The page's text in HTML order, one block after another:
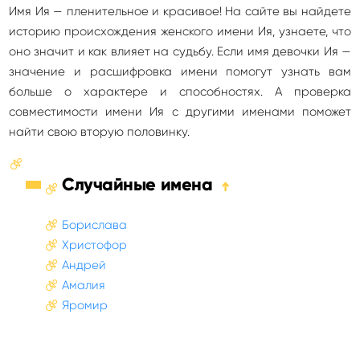
Имя Ия — пленительное и красивое! На сайте вы найдете
историю происхождения женского имени Ия, узнаете, что
оно значит и как влияет на судьбу. Если имя девочки Ия —
значение и расшифровка имени помогут узнать вам
больше о характере и способностях. А проверка
совместимости имени Ия с другими именами поможет
найти свою вторую половинку.
Случайные имена ➔
Борислава
Христофор
Андрей
Амалия
Яромир